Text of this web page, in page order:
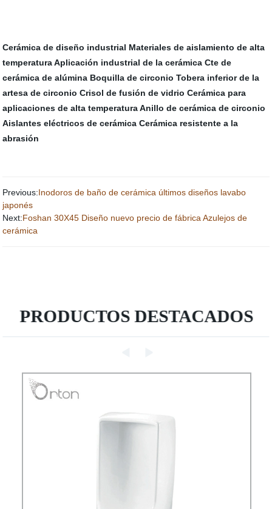
Cerámica de diseño industrial Materiales de aislamiento de alta
temperatura Aplicación industrial de la cerámica Cte de
cerámica de alúmina Boquilla de circonio Tobera inferior de la
artesa de circonio Crisol de fusión de vidrio Cerámica para
aplicaciones de alta temperatura Anillo de cerámica de circonio
Aislantes eléctricos de cerámica Cerámica resistente a la
abrasión
Previous:Inodoros de baño de cerámica últimos diseños lavabo
japonés
Next:Foshan 30X45 Diseño nuevo precio de fábrica Azulejos de
cerámica
PRODUCTOS DESTACADOS